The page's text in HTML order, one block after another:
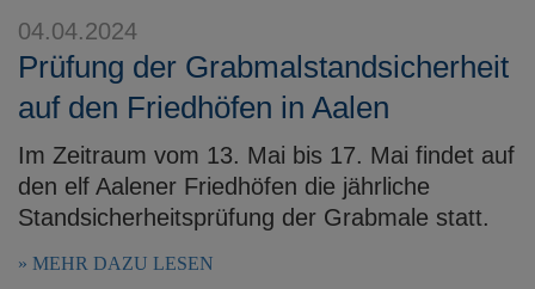
04.04.2024
Prüfung der Grabmalstandsicherheit
auf den Friedhöfen in Aalen
Im Zeitraum vom 13. Mai bis 17. Mai findet auf
den elf Aalener Friedhöfen die jährliche
Standsicherheitsprüfung der Grabmale statt.
MEHR DAZU LESEN